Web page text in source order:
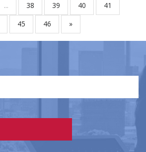
... 38 39 40
41
45 46 »